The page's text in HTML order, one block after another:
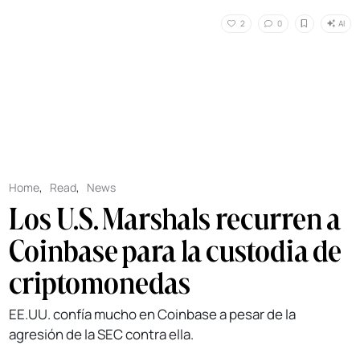
2 0 AI
Home, Read, News
Los U.S. Marshals recurren a
Coinbase para la custodia de
criptomonedas
EE.UU. confía mucho en Coinbase a pesar de la
agresión de la SEC contra ella.